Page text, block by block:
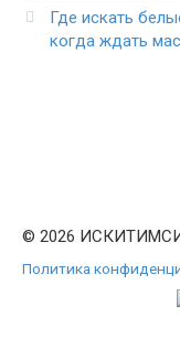
Где искать
когда ждать
© 2026
Политика